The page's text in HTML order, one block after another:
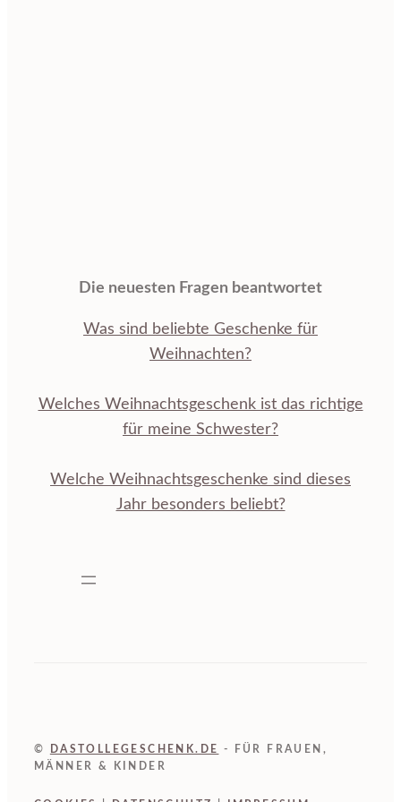
Die neuesten Fragen beantwortet
Was sind beliebte Geschenke für
Weihnachten?
Welches Weihnachtsgeschenk ist das richtige
für meine Schwester?
Welche Weihnachtsgeschenke sind dieses
Jahr besonders beliebt?
© DASTOLLEGESCHENK.DE
- FÜR FRAUEN,
MÄNNER & KINDER